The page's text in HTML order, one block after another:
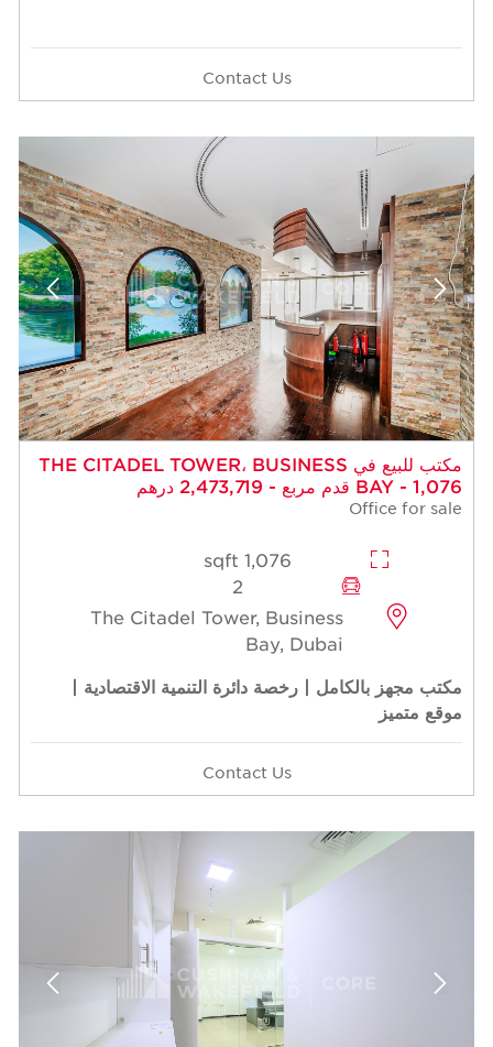
Contact Us
مكتب للبيع في THE CITADEL TOWER، BUSINESS
BAY - 1,076 قدم مربع - 2,473,719 درهم
Office for sale
1,076 sqft
2
The Citadel Tower, Business
Bay, Dubai
مكتب مجهز بالكامل | رخصة دائرة التنمية الاقتصادية |
موقع متميز
Contact Us